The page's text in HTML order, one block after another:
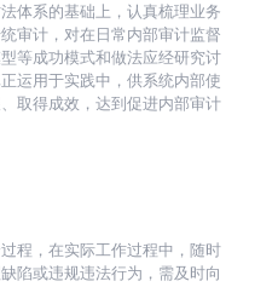
体系的基础上，认真梳理业务
审计，对在日常内部审计监督
等成功模式和做法应经研究讨
运用于实践中，供系统内部使
取得成效，达到促进内部审计
程，在实际工作过程中，随时
陷或违规违法行为，需及时向